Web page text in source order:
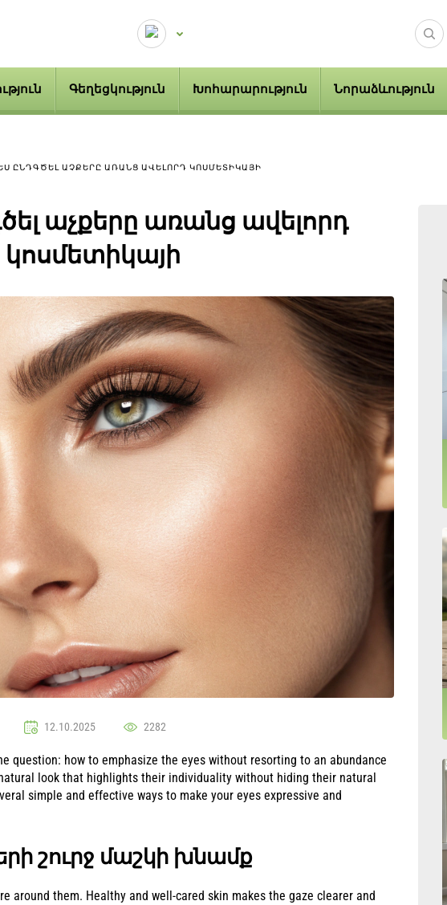
Գեղեցկություն Խոհարարություն Նորաձևություն
ԸՆԴԳԾԵԼ ԱՉՔԵՐԸ ԱՌԱՆՑ ԱՎԵԼՈՐԴ ԿՈՍՄԵՏԻԿԱՅԻ
աչքերը առանց ավելորդ
կոսմետիկայի
12.10.2025 2282
question: how to emphasize the eyes without resorting to an abundance
look that highlights their individuality without hiding their natural
simple and effective ways to make your eyes expressive and
շուրջ մաշկի խնամք
around them. Healthy and well-cared skin makes the gaze clearer and